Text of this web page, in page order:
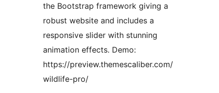
the Bootstrap framework giving a
robust website and includes a
responsive slider with stunning
animation effects. Demo:
https://preview.themescaliber.com/
wildlife-pro/